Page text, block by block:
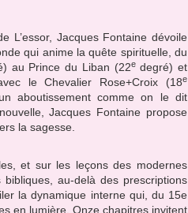
L’essor, Jacques Fontaine dévoile
qui anime la quête spirituelle, du
au Prince du Liban (22edegré) et
le Chevalier Rose+Croix (18e
aboutissement comme on le dit
Jacques Fontaine propose
la sagesse.
et sur les leçons des modernes
au-delà des prescriptions
la dynamique interne qui, du 15e
en lumière. Onze chapitres invitent